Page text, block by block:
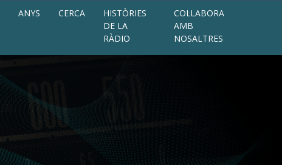
ANYS CERCA
HISTÒRIES
DE LA
RÀDIO
COL·LABORA
AMB
NOSALTRES